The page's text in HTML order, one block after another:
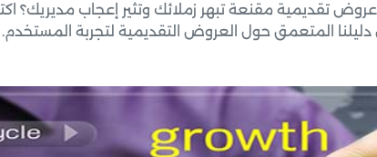
تقديمية مقنعة تبهر زملائك وتثير إعجاب مديريك؟
دليلنا المتعمق حول العروض التقديمية لتجربة المستخدم.